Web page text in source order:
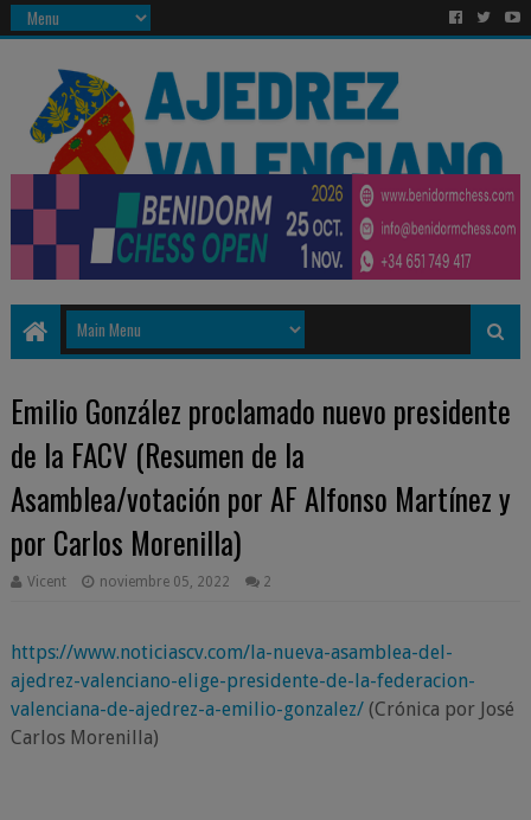
Emilio González proclamado nuevo presidente
de la FACV (Resumen de la
Asamblea/votación por AF Alfonso Martínez y
por Carlos Morenilla)
Vicent noviembre 05, 2022 2
https://www.noticiascv.com/la-nueva-asamblea-del-
ajedrez-valenciano-elige-presidente-de-la-federacion-
valenciana-de-ajedrez-a-emilio-gonzalez/(Crónica por José
Carlos Morenilla)